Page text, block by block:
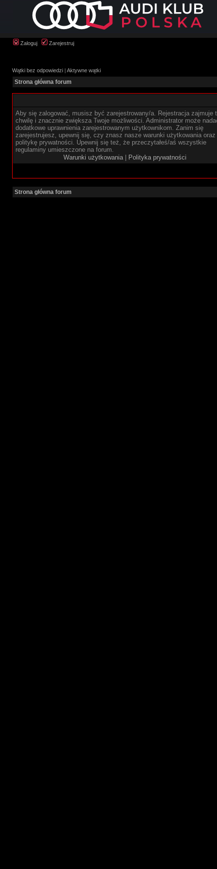
Zaloguj Zarejestruj
Wątki bez odpowiedzi | Aktywne wątki
Strona główna forum
Aby się zalogować, musisz być zarejestrowany/a. Rejestracja zajmuje
chwilę i znacznie zwiększa Twoje możliwości. Administrator może
dodatkowe uprawnienia zarejestrowanym użytkownikom. Zanim się
zarejestrujesz, upewnij się, czy znasz nasze warunki użytkowania oraz
politykę prywatności. Upewnij się też, że przeczytałeś/aś wszystkie
regulaminy umieszczone na forum.
Warunki użytkowania| Polityka prywatności
Strona główna forum